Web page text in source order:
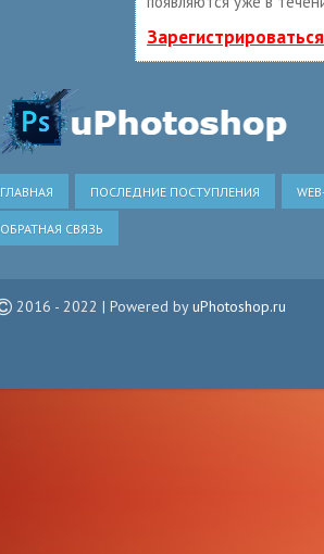
ГЛАВНАЯ ПОСЛЕДНИЕ ПОСТУПЛЕНИЯ
ОБРАТНАЯ СВЯЗЬ
2016 - 2022 | Powered byuPhotoshop.ru